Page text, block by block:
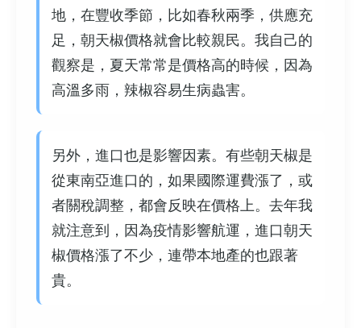
地，在豐收季節，比如春秋兩季，供應充
足，朝天椒價格就會比較親民。我自己的
觀察是，夏天常常是價格高的時候，因為
高溫多雨，辣椒容易生病蟲害。
另外，進口也是影響因素。有些朝天椒是
從東南亞進口的，如果國際運費漲了，或
者關稅調整，都會反映在價格上。去年我
就注意到，因為疫情影響航運，進口朝天
椒價格漲了不少，連帶本地產的也跟著
貴。